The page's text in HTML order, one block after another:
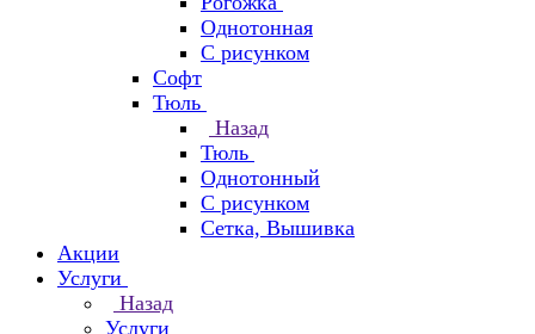
Однотонная
С рисунком
Софт
Тюль
Назад
Тюль
Однотонный
С рисунком
Сетка, Вышивка
Акции
Услуги
Назад
Услуги